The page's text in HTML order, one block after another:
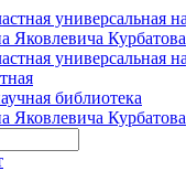
библиотека
Яковлевича Курбатова